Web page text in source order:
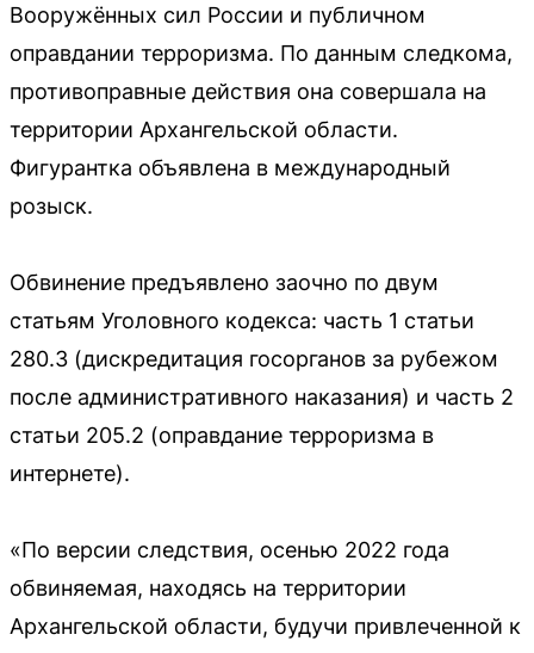
Вооружённых сил России и публичном
оправдании терроризма. По данным следкома,
противоправные действия она совершала на
территории Архангельской области.
Фигурантка объявлена в международный
розыск.
Обвинение предъявлено заочно по двум
статьям Уголовного кодекса: часть 1 статьи
280.3 (дискредитация госорганов за рубежом
после административного наказания) и часть 2
статьи 205.2 (оправдание терроризма в
интернете).
«По версии следствия, осенью 2022 года
обвиняемая, находясь на территории
Архангельской области, будучи привлеченной к